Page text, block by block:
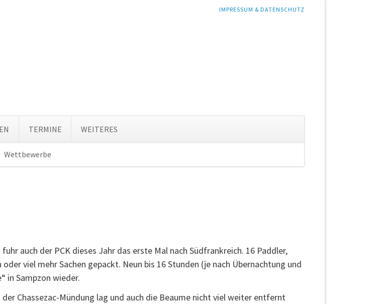
NAVIGATION
IMPRESSUM & DATENSCHUTZ
überspringen
TERMINE WEITERES
überspringen
Wettbewerbe
auch der PCK dieses Jahr das erste Mal nach Südfrankreich. 16 Paddler,
viel mehr Sachen gepackt. Neun bis 16 Stunden (je nach Übernachtung und
in Sampzon wieder.
Chassezac-Mündung lag und auch die Beaume nicht viel weiter entfernt